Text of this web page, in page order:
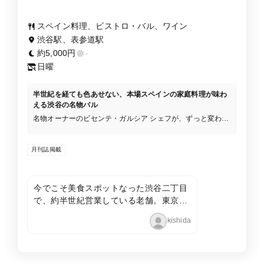
スペイン料理、ビストロ・バル、ワイン
渋谷駅、表参道駅
約5,000円
-
日曜
半世紀を経ても色あせない、本場スペインの家庭料理が味わ
える渋谷の名物バル
名物オーナーのビセンテ・ガルシア シェフが、ずっと変わら
もスペインのバルそのもの。熱気あふれる雰囲気の中、おい
レンダー」を見たとお伝えいただけるとスムースです。
月刊誌掲載
今でこそ美食スポットなった渋谷二丁目
で、約半世紀営業している老舗。東京で
初めてスペイン料理を出したのもこのお
店だとか。初めて伺った10代の頃から、
kishida